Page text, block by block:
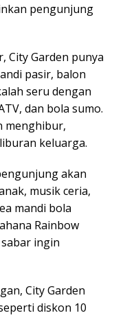
pengunjung
City Garden punya
pasir, balon
seru dengan
dan bola sumo.
menghibur,
keluarga.
akan
musik ceria,
mandi bola
Rainbow
ingin
City Garden
diskon 10